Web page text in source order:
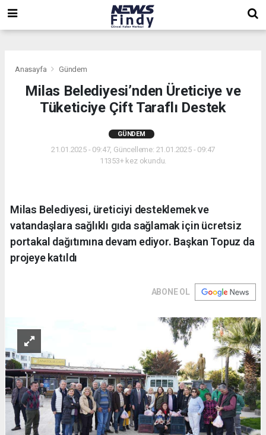
Anasayfa Gündem
Milas Belediyesi’nden Üreticiye ve
Tüketiciye Çift Taraflı Destek
GÜNDEM
21.01.2025 - 09:47, Güncelleme: 21.01.2025 - 09:47
11353+ kez okundu.
Milas Belediyesi, üreticiyi desteklemek ve
vatandaşlara sağlıklı gıda sağlamak için ücretsiz
portakal dağıtımına devam ediyor. Başkan Topuz da
projeye katıldı
ABONE OL